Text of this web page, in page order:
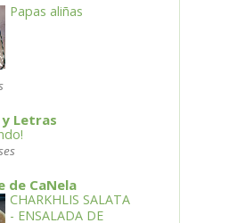
Papas aliñas
y Letras
de CaNela
CHARKHLIS SALATA
- ENSALADA DE